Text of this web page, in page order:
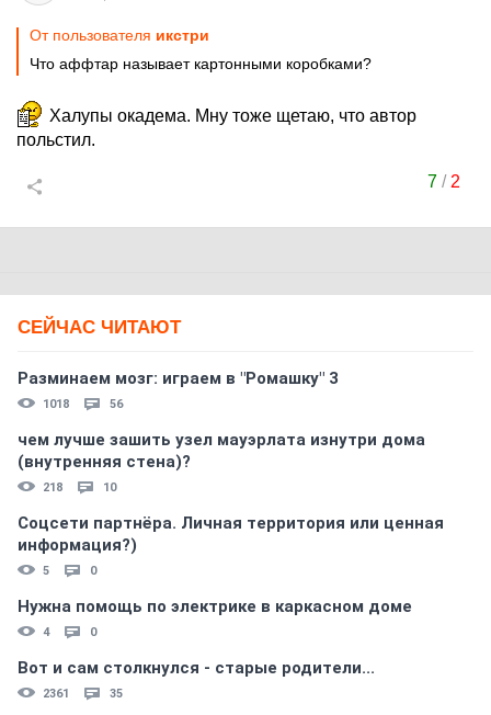
От пользователя икстри
Что аффтар называет картонными коробками?
Халупы окадема. Мну тоже щетаю, что автор
польстил.
7/ 2
СЕЙЧАС ЧИТАЮТ
Разминаем мозг: играем в "Ромашку" 3
1018 56
чем лучше зашить узел мауэрлата изнутри дома
(внутренняя стена)?
218 10
Соцсети партнёра. Личная территория или ценная
информация?)
5 0
Нужна помощь по электрике в каркасном доме
4 0
Вот и сам столкнулся - старые родители...
2361 35